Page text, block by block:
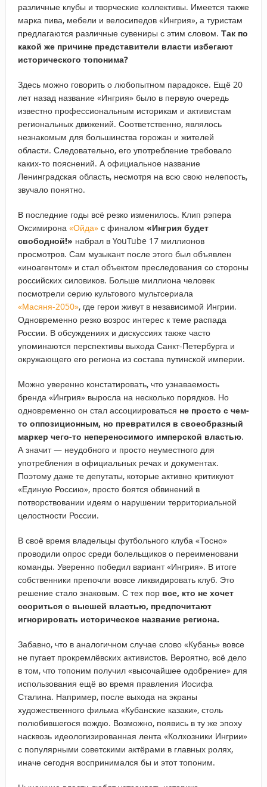
различные клубы и творческие коллективы. Имеется также
марка пива, мебели и велосипедов «Ингрия», а туристам
предлагаются различные сувениры с этим словом. Так по
какой же причине представители власти избегают
исторического топонима?
Здесь можно говорить о любопытном парадоксе. Ещё 20
лет назад название «Ингрия» было в первую очередь
известно профессиональным историкам и активистам
региональных движений. Соответственно, являлось
незнакомым для большинства горожан и жителей
области. Следовательно, его употребление требовало
каких-то пояснений. А официальное название
Ленинградская область, несмотря на всю свою нелепость,
звучало понятно.
В последние годы всё резко изменилось. Клип рэпера
Оксимирона «Ойда»с финалом «Ингрия будет
свободной!» набрал в YouTube 17 миллионов
просмотров. Сам музыкант после этого был объявлен
«иноагентом» и стал объектом преследования со стороны
российских силовиков. Больше миллиона человек
посмотрели серию культового мультсериала
«Масяня-2050», где герои живут в независимой Ингрии.
Одновременно резко возрос интерес к теме распада
России. В обсуждениях и дискуссиях также часто
упоминаются перспективы выхода Санкт-Петербурга и
окружающего его региона из состава путинской империи.
Можно уверенно констатировать, что узнаваемость
бренда «Ингрия» выросла на несколько порядков. Но
одновременно он стал ассоциироваться не просто с чем-
то оппозиционным, но превратился в своеобразный
маркер чего-то непереносимого имперской властью.
А значит — неудобного и просто неуместного для
употребления в официальных речах и документах.
Поэтому даже те депутаты, которые активно критикуют
«Единую Россию», просто боятся обвинений в
потворствовании идеям о нарушении территориальной
целостности России.
В своё время владельцы футбольного клуба «Тосно»
проводили опрос среди болельщиков о переименовани
команды. Уверенно победил вариант «Ингрия». В итоге
собственники препочли вовсе ликвидировать клуб. Это
решение стало знаковым. С тех пор все, кто не хочет
ссориться с высшей властью, предпочитают
игнорировать историческое название региона.
Забавно, что в аналогичном случае слово «Кубань» вовсе
не пугает прокремлёвских активистов. Вероятно, всё дело
в том, что топоним получил «высочайшее одобрение» для
использования ещё во время правления Иосифа
Сталина. Например, после выхода на экраны
художественного фильма «Кубанские казаки», столь
полюбившегося вождю. Возможно, появись в ту же эпоху
насквозь идеологизированная лента «Колхозники Ингрии»
с популярными советскими актёрами в главных ролях,
иначе сегодня воспринимался бы и этот топоним.